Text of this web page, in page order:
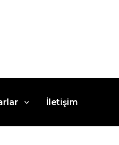
İletişim